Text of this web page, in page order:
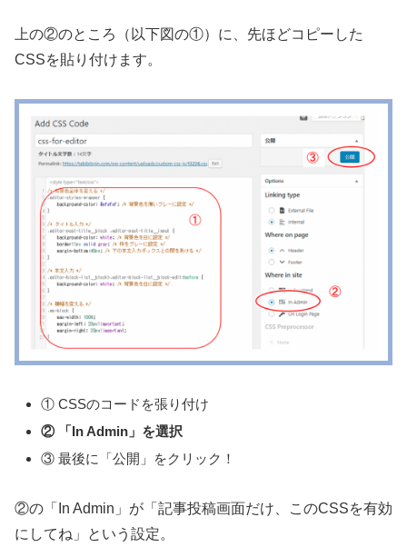
上の②のところ（以下図の①）に、先ほどコピーした
CSSを貼り付けます。
① CSSのコードを張り付け
② 「In Admin」を選択
③ 最後に「公開」をクリック！
②の「In Admin」が「記事投稿画面だけ、このCSSを有効
にしてね」という設定。